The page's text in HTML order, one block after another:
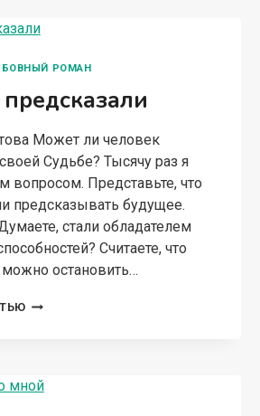
РОМАН
Может ли человек
Судьбе? Тысячу раз я
вопросом. Представьте, что
предсказывать будущее.
стали обладателем
Считаете, что
остановить…
МНЕ